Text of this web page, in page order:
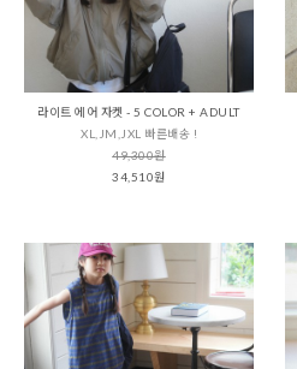
라이트 에어 자켓 - 5 COLOR + ADULT
XL,JM,JXL 빠른배송 !
49,300원
34,510원